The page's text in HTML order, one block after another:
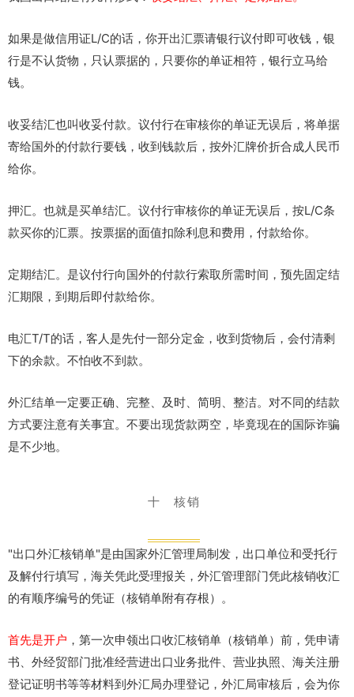
如果是做信用证L/C的话，你开出汇票请银行议付即可收钱，银
行是不认货物，只认票据的，只要你的单证相符，银行立马给
钱。
收妥结汇也叫收妥付款。议付行在审核你的单证无误后，将单据
寄给国外的付款行要钱，收到钱款后，按外汇牌价折合成人民币
给你。
押汇。也就是买单结汇。议付行审核你的单证无误后，按L/C条
款买你的汇票。按票据的面值扣除利息和费用，付款给你。
定期结汇。是议付行向国外的付款行索取所需时间，预先固定结
汇期限，到期后即付款给你。
电汇T/T的话，客人是先付一部分定金，收到货物后，会付清剩
下的余款。不怕收不到款。
外汇结单一定要正确、完整、及时、简明、整洁。对不同的结款
方式要注意有关事宜。不要出现货款两空，毕竟现在的国际诈骗
是不少地。
十 核销
"出口外汇核销单"是由国家外汇管理局制发，出口单位和受托行
及解付行填写，海关凭此受理报关，外汇管理部门凭此核销收汇
的有顺序编号的凭证（核销单附有存根）。
首先是开户 ，第一次申领出口收汇核销单（核销单）前，凭申请
书、外经贸部门批准经营进出口业务批件、营业执照、海关注册
登记证明书等等材料到外汇局办理登记，外汇局审核后，会为你